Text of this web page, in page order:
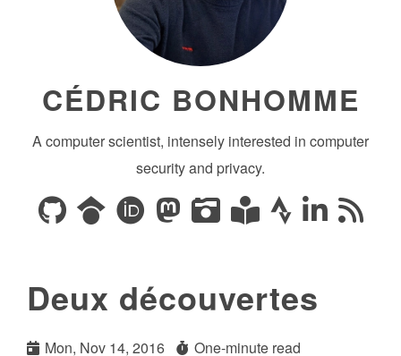
CÉDRIC BONHOMME
A computer scientist, intensely interested in computer
security and privacy.
Deux découvertes
Mon, Nov 14, 2016
One-minute read